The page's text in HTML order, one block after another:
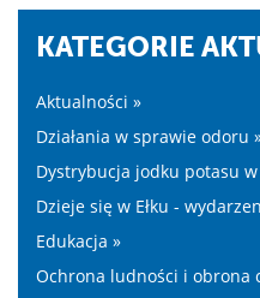
KATEGORIE
Aktualności »
Działania w sprawie odoru
Dystrybucja jodku potasu w
Dzieje się w Ełku -
Edukacja »
Ochrona ludności i obrona